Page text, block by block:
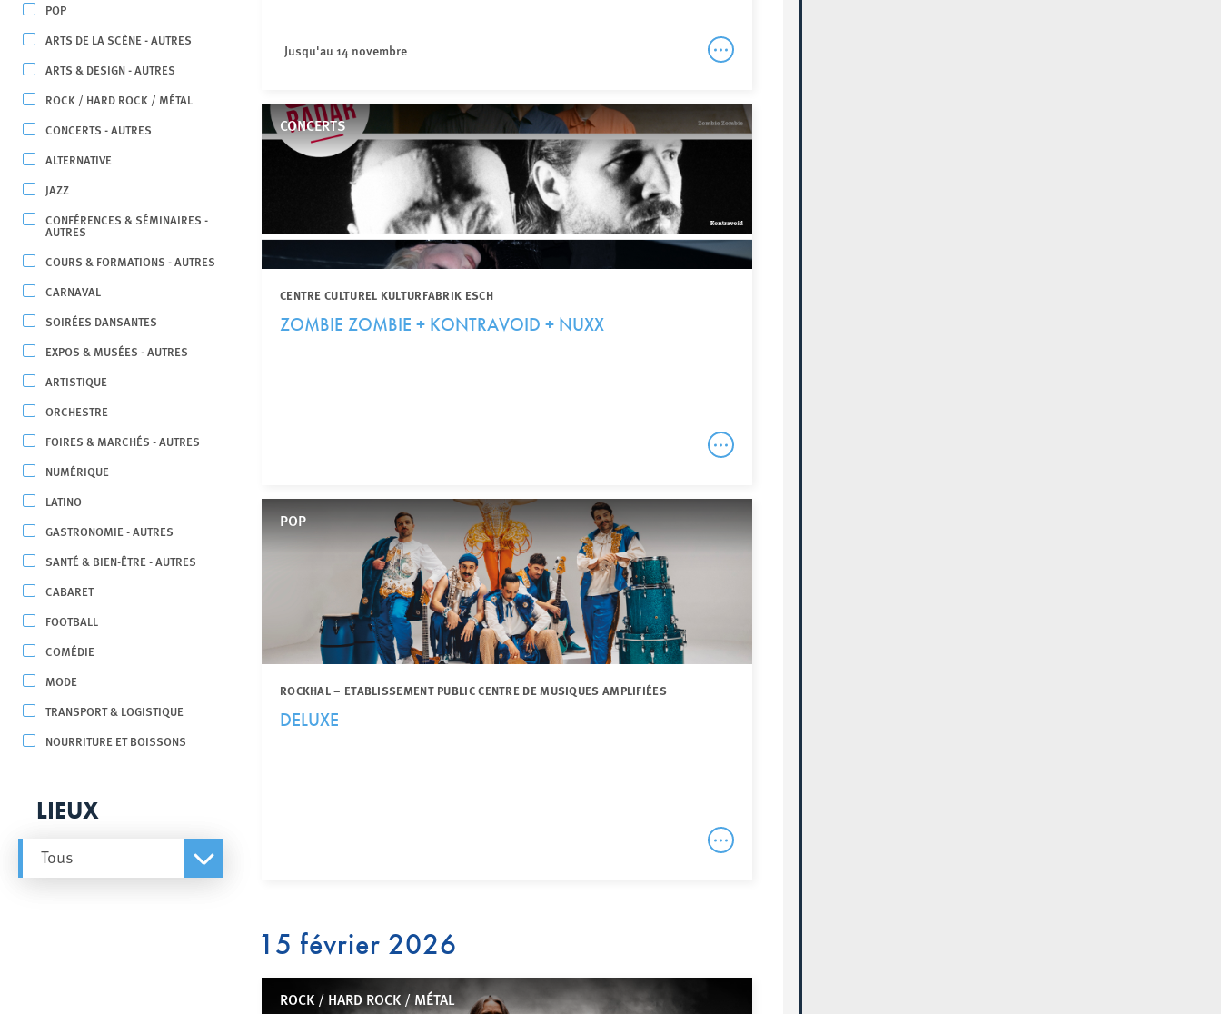
POP
ARTS DE LA SCÈNE - AUTRES
ARTS & DESIGN - AUTRES
ROCK / HARD ROCK / MÉTAL
CONCERTS - AUTRES
ALTERNATIVE
JAZZ
CONFÉRENCES & SÉMINAIRES -
AUTRES
COURS & FORMATIONS - AUTRES
CARNAVAL
SOIRÉES DANSANTES
EXPOS & MUSÉES - AUTRES
ARTISTIQUE
ORCHESTRE
FOIRES & MARCHÉS - AUTRES
NUMÉRIQUE
LATINO
GASTRONOMIE - AUTRES
SANTÉ & BIEN-ÊTRE - AUTRES
CABARET
FOOTBALL
COMÉDIE
MODE
TRANSPORT & LOGISTIQUE
NOURRITURE ET BOISSONS
LIEUX
Tous
Jusqu'au 14 novembre
CONCERTS
CENTRE CULTUREL KULTURFABRIK ESCH
ZOMBIE ZOMBIE + KONTRAVOID + NUXX
POP
ROCKHAL – ETABLISSEMENT PUBLIC CENTRE DE MUSIQUES AMPLIFIÉES
DELUXE
15 février 2026
ROCK / HARD ROCK / MÉTAL